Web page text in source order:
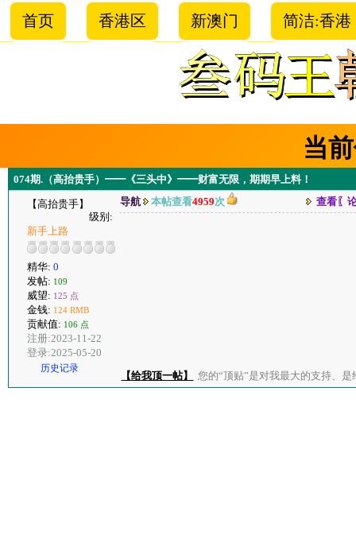
首页 香港区 新澳门 简洁:香港
当
074期.（高抬贵手）━━《三头中》━━财富无限，期期早上料！
【高抬贵手】
级别:
新手上路
精华: 0
发帖: 109
威望: 125 点
金钱: 124 RMB
贡献值: 106 点
注册:2023-11-22
登录:2025-05-20
历史记录
导航 本帖查看4959次 查看〖
【给我顶一帖】 您的“顶贴”是对我最大的支持、